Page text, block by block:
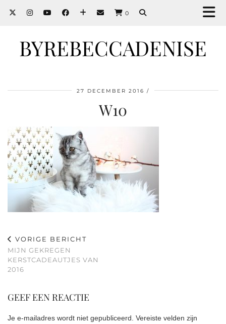
0
BYREBECCADENISE
27 DECEMBER 2016
W10
VORIGE BERICHT
MIJN GEKREGEN
KERSTCADEAUTJES VAN
2016
GEEF EEN REACTIE
Je e-mailadres wordt niet gepubliceerd. Vereiste velden zijn